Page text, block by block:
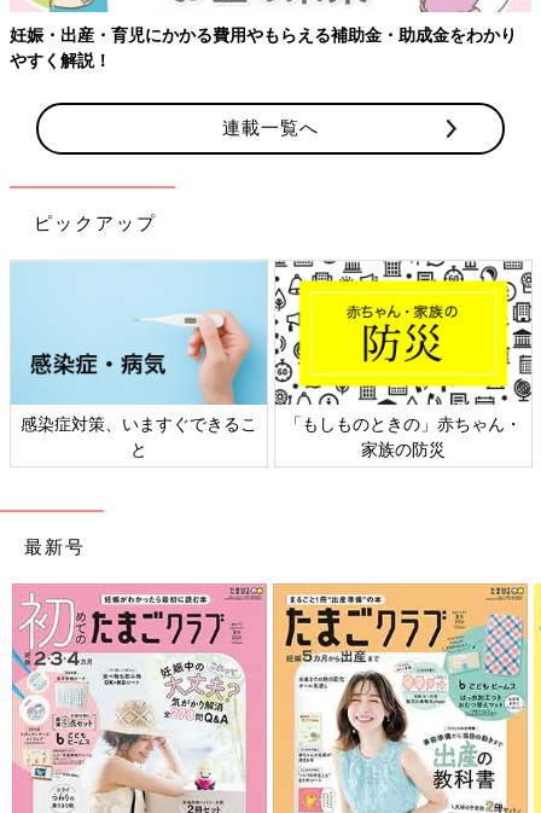
妊娠・出産・育児にかかる費用やもらえる補助金・助成金をわかり
やすく解説！
連載一覧へ
ピックアップ
感染症対策、いますぐできるこ
と
「もしものときの」赤ちゃん・
家族の防災
最新号